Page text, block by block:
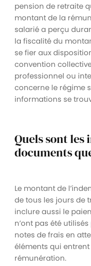
pension de retraite
montant de la
salarié a perçu
la fiscalité du
se fier aux
convention
professionnel ou
concerne le régime
informations se
Quels sont les
documents
Le montant de
de tous les jours de
inclure aussi le
n’ont pas été
notes de frais en
éléments qui
rémunération.